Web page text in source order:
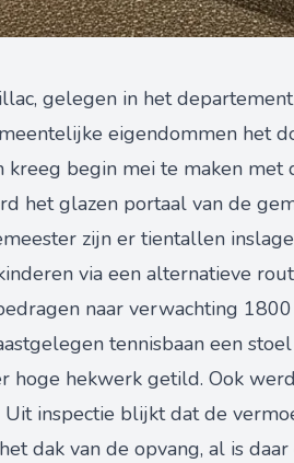
gelegen in het
eigendommen het
begin mei te maken met
het glazen portaal van de
zijn er tientallen
via een alternatieve
naar verwachting
tennisbaan een
hoge hekwerk getild. Ook
inspectie blijkt dat de
dak van de opvang, al is